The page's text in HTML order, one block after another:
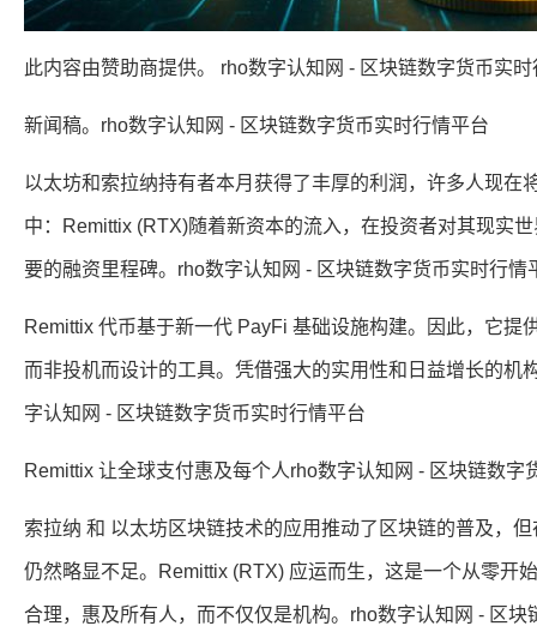
此内容由赞助商提供。 rho数字认知网 - 区块链数字货币实
新闻稿。rho数字认知网 - 区块链数字货币实时行情平台
以太坊和索拉纳持有者本月获得了丰厚的利润，许多人现在
中：Remittix (RTX)随着新资本的流入，在投资者对其现实
要的融资里程碑。rho数字认知网 - 区块链数字货币实时行情
Remittix 代币基于新一代 PayFi 基础设施构建。因此，它
而非投机而设计的工具。凭借强大的实用性和日益增长的机
字认知网 - 区块链数字货币实时行情平台
Remittix 让全球支付惠及每个人rho数字认知网 - 区块链数字
索拉纳 和 以太坊区块链技术的应用推动了区块链的普及，
仍然略显不足。Remittix (RTX) 应运而生，这是一个从零开
合理，惠及所有人，而不仅仅是机构。rho数字认知网 - 区块